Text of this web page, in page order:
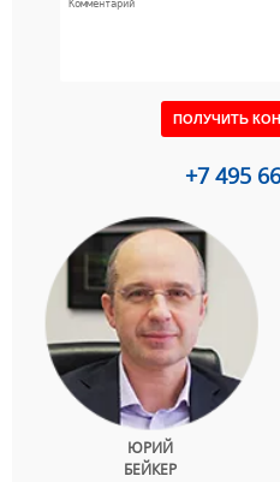
+7 495
ЮРИЙ
БЕЙКЕР